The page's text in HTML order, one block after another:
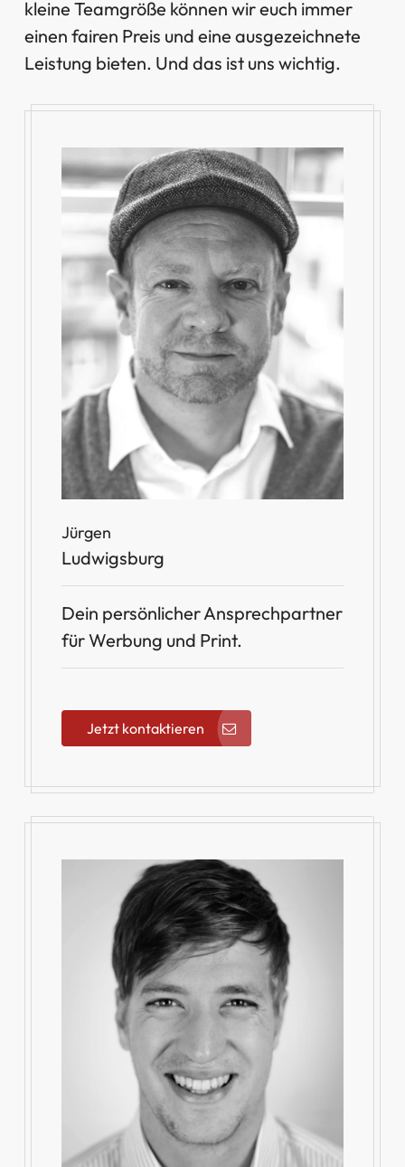
kleine Teamgröße können wir euch immer
einen fairen Preis und eine ausgezeichnete
Leistung bieten. Und das ist uns wichtig.
Jürgen
Ludwigsburg
Dein persönlicher Ansprechpartner
für Werbung und Print.
Jetzt kontaktieren